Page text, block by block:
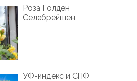
Роза Голден
Селебрейшен
УФ-индекс и СПФ